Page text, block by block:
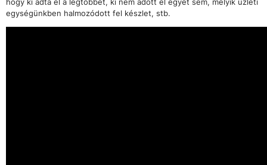
egységünkben halmozódott fel készlet, stb.